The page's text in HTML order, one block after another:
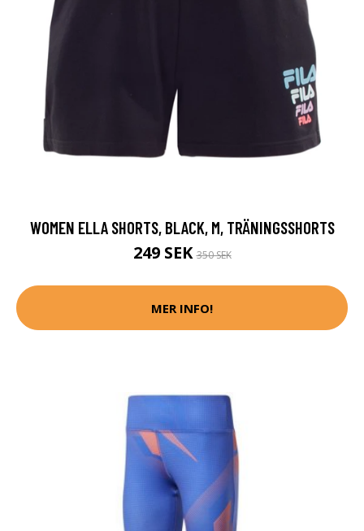
WOMEN ELLA SHORTS, BLACK, M, TRÄNINGSSHORTS
249 SEK350 SEK
MER INFO!